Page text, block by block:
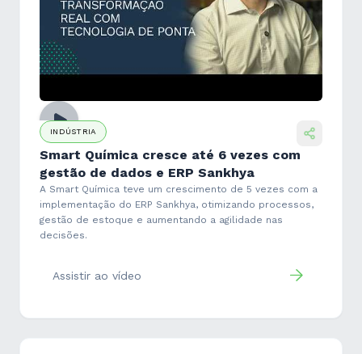
INDÚSTRIA
Smart Química cresce até 6 vezes com
gestão de dados e ERP Sankhya
A Smart Química teve um crescimento de 5 vezes com a
implementação do ERP Sankhya, otimizando processos,
gestão de estoque e aumentando a agilidade nas
decisões.
Assistir ao vídeo